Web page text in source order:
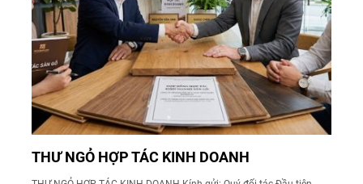
THƯ NGỎ HỢP TÁC KINH DOANH